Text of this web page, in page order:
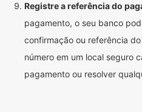
Registre a referência do
pagamento, o seu banco
confirmação ou referência
número em um local seguro
pagamento ou resolver